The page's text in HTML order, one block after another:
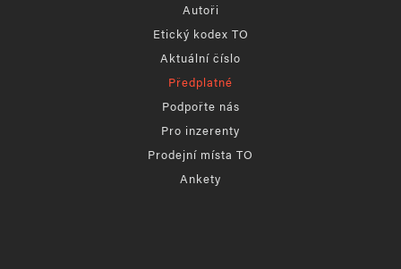
Autoři
Etický kodex TO
Aktuální číslo
Předplatné
Podpořte nás
Pro inzerenty
Prodejní místa TO
Ankety